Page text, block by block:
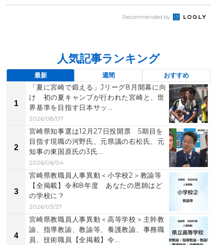
Recommended by
人気記事ランキング
最新 週間 おすすめ
1
「夏に宮崎で鍛える」Jリーグ8月開幕に向
け 初の夏キャンプが行われた宮崎と、世
界基準を目指す日本サッ...
2026/08/07
2
宮崎県知事選は12月27日投開票 5期目を
目指す現職の河野氏、元県議の右松氏、元
知事の東国原氏の3氏...
2026/06/04
3
宮崎県教職員人事異動＜小学校2＞教諭等
【全掲載】令和8年度 あなたの恩師はど
の学校に？
2026/03/27
4
宮崎県教職員人事異動＜高等学校＞主幹教
諭、指導教諭、教諭等、養護教諭、事務職
員、技術職員【全掲載】令...